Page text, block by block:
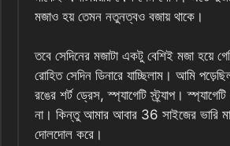
মজাও হয় তেমন নতুনত্বও বজায় থাকে।
তবে সেদিনের মজাটা একটু বেশিই মজা হয়ে
রোহিত সেদিন ডিনারে যাচ্ছিলাম। আমি
রঙের শর্ট ড্রেস, স্প্যাগেটি স্ট্র্যাপ।
না। কিন্তু আমার আবার 36 সাইজের ভারি
দোলদোল করে।